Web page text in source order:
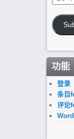
子
箱
地
功能
登录
条目
评论